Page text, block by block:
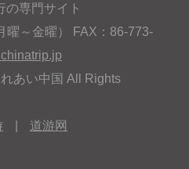
の専門サイト
曜～金曜） FAX：86-773-
あい中国 All Rights
道游网